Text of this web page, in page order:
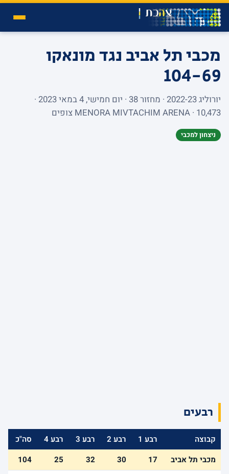
מכבי תל אביב נגד מונאקו
104-69
יורוליג 2022-23 · מחזור 38 · יום חמישי, 4 במאי 2023 ·
MENORA MIVTACHIM ARENA · 10,473 צופים
ניצחון למכבי
רבעים
קבוצה רבע 1 רבע 2 רבע 3 רבע 4
סה"כ
מכבי תל אביב
17
30
32
25
104